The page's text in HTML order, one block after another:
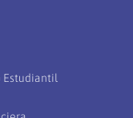
Estudiantil